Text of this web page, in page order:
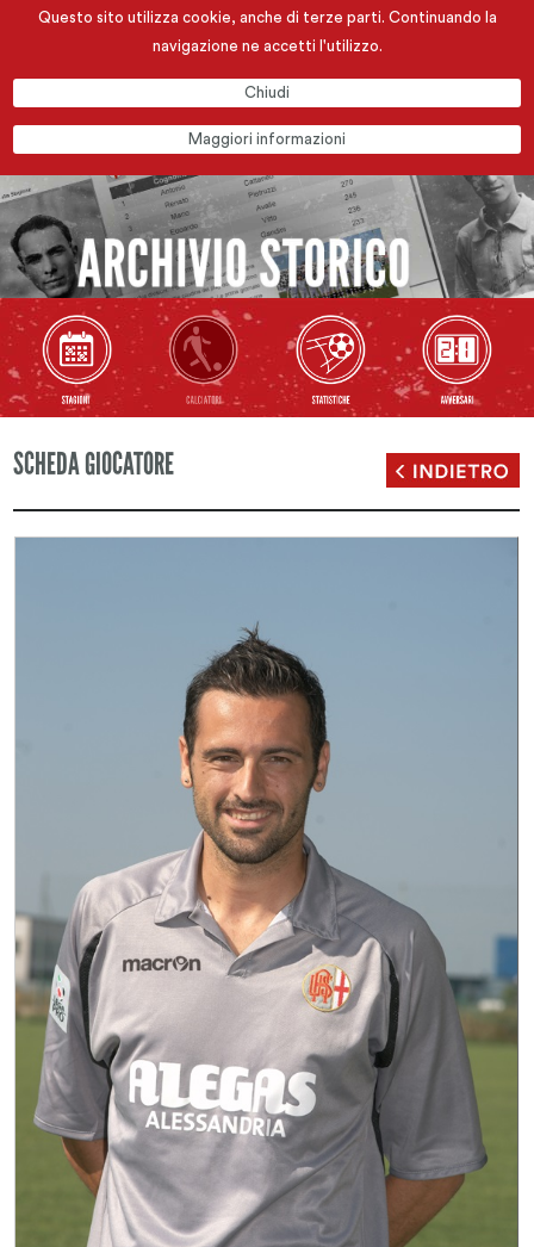
Questo sito utilizza cookie, anche di terze parti. Continuando la
navigazione ne accetti l'utilizzo.
Chiudi
Maggiori informazioni
SCHEDA GIOCATORE